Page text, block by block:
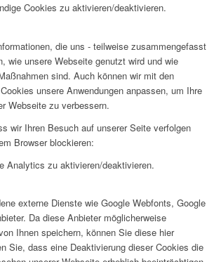
Cookies zu aktivieren/deaktivieren.
die uns - teilweise zusammengefasst
wie unsere Webseite genutzt wird und wie
sind. Auch können wir mit den
unsere Anwendungen anpassen, um Ihre
Webseite zu verbessern.
wir Ihren Besuch auf unserer Seite verfolgen
Browser blockieren:
Analytics zu aktivieren/deaktivieren.
externe Dienste wie Google Webfonts, Google
Da diese Anbieter möglicherweise
Ihnen speichern, können Sie diese hier
Sie, dass eine Deaktivierung dieser Cookies die